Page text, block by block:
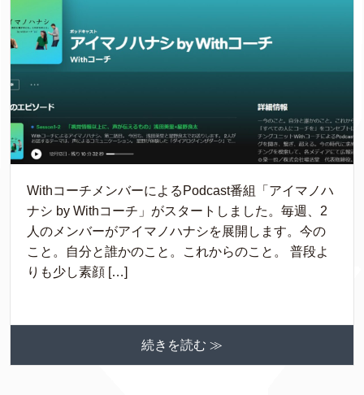
WithコーチメンバーによるPodcast番組「アイマノハ
ナシ by Withコーチ」がスタートしました。毎週、2
人のメンバーがアイマノハナシを展開します。今の
こと。自分と誰かのこと。これからのこと。 普段よ
りも少し素顔 […]
続きを読む ≫